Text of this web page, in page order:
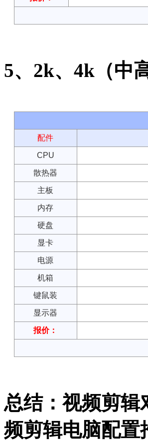
5、2k、4k（中
配件
CPU
散热器
主板
内存
硬盘
显卡
电源
机箱
键鼠装
显示器
报价：
总结：视频剪辑
频剪辑电脑配置